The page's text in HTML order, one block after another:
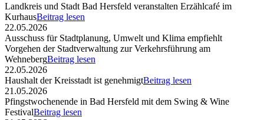
Landkreis und Stadt Bad Hersfeld veranstalten Erzählcafé im
KurhausBeitrag lesen
22.05.2026
Ausschuss für Stadtplanung, Umwelt und Klima empfiehlt
Vorgehen der Stadtverwaltung zur Verkehrsführung am
WehnebergBeitrag lesen
22.05.2026
Haushalt der Kreisstadt ist genehmigtBeitrag lesen
21.05.2026
Pfingstwochenende in Bad Hersfeld mit dem Swing & Wine
FestivalBeitrag lesen